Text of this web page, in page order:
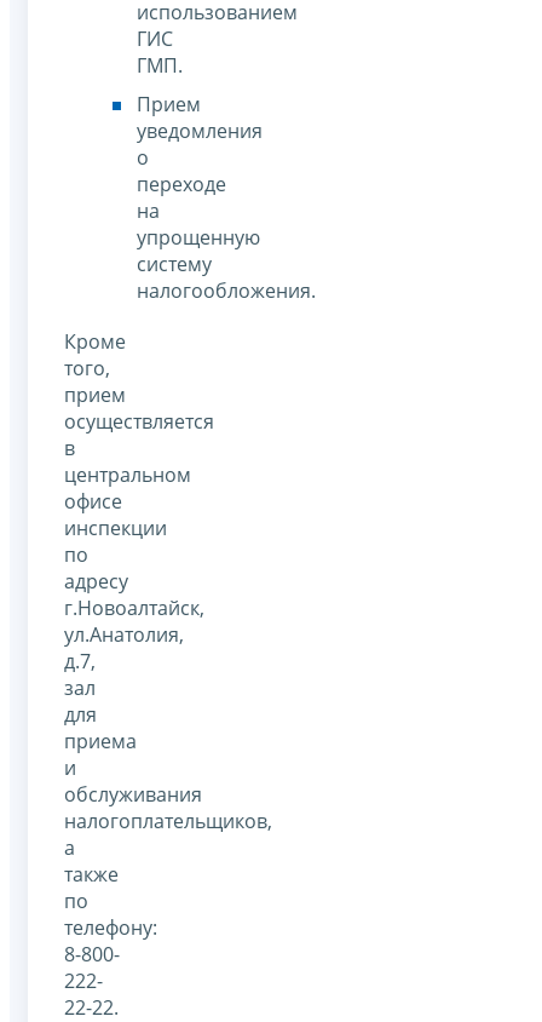
использованием
ГИС
ГМП.
Прием
уведомления
о
переходе
на
упрощенную
систему
налогообложения.
Кроме
того,
прием
осуществляется
в
центральном
офисе
инспекции
по
адресу
г.Новоалтайск,
ул.Анатолия,
д.7,
зал
для
приема
и
обслуживания
налогоплательщиков,
а
также
по
телефону:
8-800-
222-
22-22.